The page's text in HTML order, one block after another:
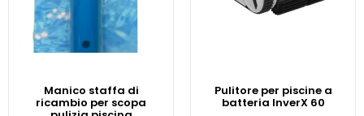
Manico staffa di
ricambio per scopa
Pulitore per piscine a
batteria InverX 60